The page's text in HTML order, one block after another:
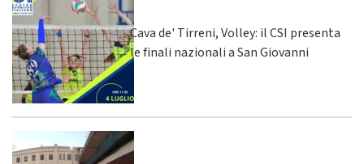
Cava de' Tirreni, Volley: il CSI presenta
le finali nazionali a San Giovanni